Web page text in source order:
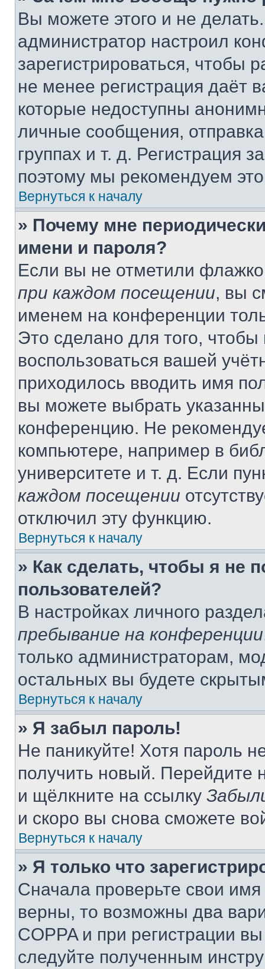
Вы можете этого и не
администратор настроил
зарегистрироваться, чтобы
не менее регистрация даёт
которые недоступны
личные сообщения,
группах и т. д. Регистрация
поэтому мы рекомендуем
Вернуться к началу
» Почему мне
имени и пароля?
Если вы не отметили
при каждом посещении, вы
именем на конференции
Это сделано для того, чтобы
воспользоваться вашей
приходилось вводить имя
вы можете выбрать
конференцию. Не
компьютере, например в
университете и т. д. Если
каждом посещении
отключил эту функцию.
Вернуться к началу
» Как сделать, чтобы я не
пользователей?
В настройках личного
пребывание на конференции
только администраторам,
остальных вы будете
Вернуться к началу
» Я забыл пароль!
Не паникуйте! Хотя пароль
получить новый. Перейдите
и щёлкните на ссылку
и скоро вы снова сможете
Вернуться к началу
» Я только что
Сначала проверьте свои
верны, то возможны два
COPPA и при регистрации
следуйте полученным